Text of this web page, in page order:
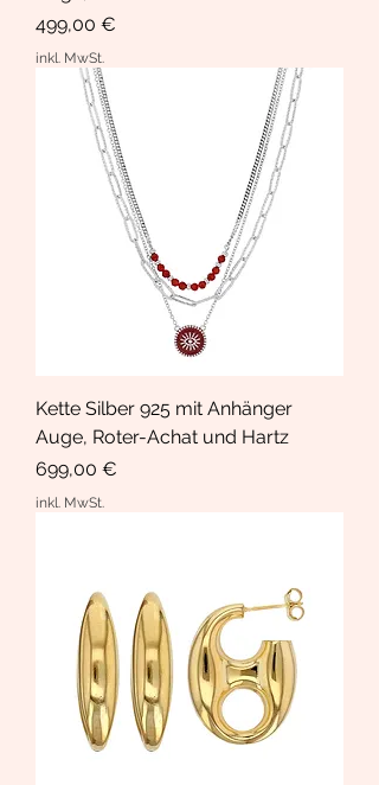
Preis
499,00 €
inkl. MwSt.
Kette Silber 925 mit Anhänger
Auge, Roter-Achat und Hartz
Preis
699,00 €
inkl. MwSt.